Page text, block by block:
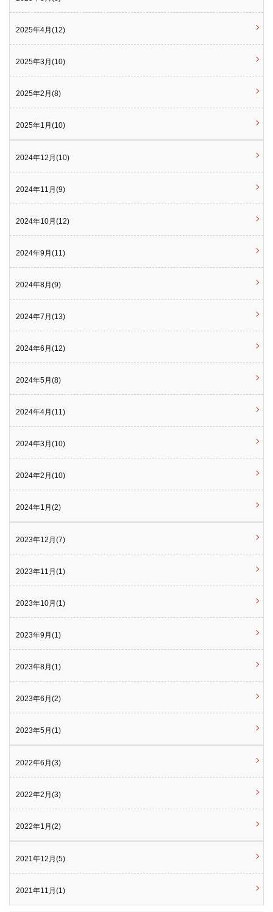
2025年4月(12)
2025年3月(10)
2025年2月(8)
2025年1月(10)
2024年12月(10)
2024年11月(9)
2024年10月(12)
2024年9月(11)
2024年8月(9)
2024年7月(13)
2024年6月(12)
2024年5月(8)
2024年4月(11)
2024年3月(10)
2024年2月(10)
2024年1月(2)
2023年12月(7)
2023年11月(1)
2023年10月(1)
2023年9月(1)
2023年8月(1)
2023年6月(2)
2023年5月(1)
2022年6月(3)
2022年2月(3)
2022年1月(2)
2021年12月(5)
2021年11月(1)